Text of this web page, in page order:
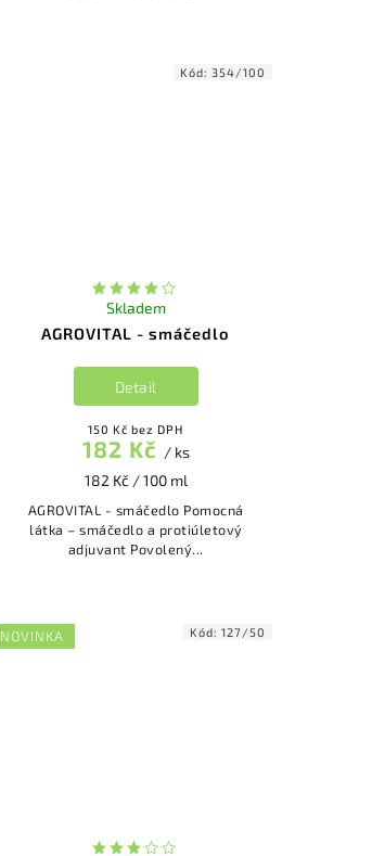
AGROVITAL - smáčedlo
Skladem
150 Kč bez DPH
182 Kč / ks
182 Kč / 100 ml
Detail
AGROVITAL - smáčedlo Pomocná
látka – smáčedlo a protiúletový
adjuvant Povolený...
Kód:354/100
NOVINKA Kód:127/50